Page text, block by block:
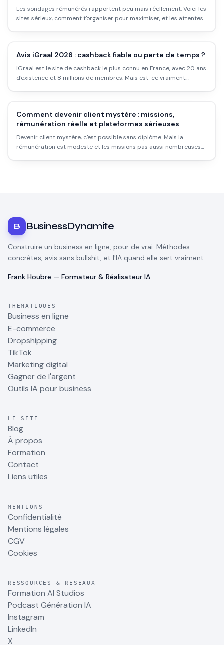
Les sondages rémunérés rapportent peu mais réellement. Voici les
sites sérieux, comment t'organiser pour maximiser, et les attentes
Avis iGraal 2026 : cashback fiable ou perte de temps ?
iGraal est le site de cashback le plus connu en France, avec 20 ans
d'existence et 8 millions de membres. Mais est-ce vraiment
Comment devenir client mystère : missions,
rémunération réelle et plateformes sérieuses
Devenir client mystère, c'est possible sans diplôme. Mais la
rémunération est modeste et les missions pas aussi nombreuses
B BusinessDynamite
Construire un business en ligne, pour de vrai. Méthodes
concrètes, avis sans bullshit, et l'IA quand elle sert vraiment.
Frank Houbre — Formateur & Réalisateur IA
THÉMATIQUES
Business en ligne
E-commerce
Dropshipping
TikTok
Marketing digital
Gagner de l'argent
Outils IA pour business
LE SITE
Blog
À propos
Formation
Contact
Liens utiles
MENTIONS
Confidentialité
Mentions légales
CGV
Cookies
RESSOURCES & RÉSEAUX
Formation AI Studios
Podcast Génération IA
Instagram
LinkedIn
X